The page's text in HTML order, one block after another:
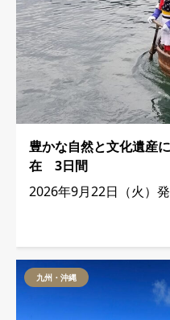
豊かな自然と文化遺産
在 3日間
2026年9月22日（火）
九州・沖縄